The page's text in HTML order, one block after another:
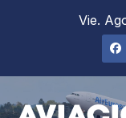
Vie.